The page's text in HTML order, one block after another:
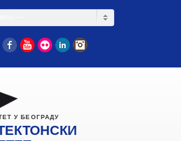
FacebookYouTube
Flickr LinkedIn
У БЕОГРАДУ